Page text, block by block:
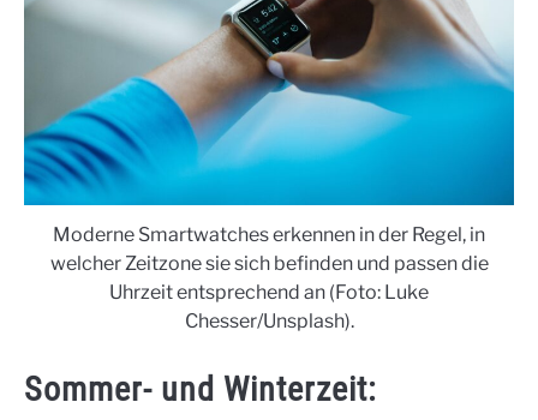
Moderne Smartwatches erkennen in der Regel, in
welcher Zeitzone sie sich befinden und passen die
Uhrzeit entsprechend an (Foto: Luke
Chesser/Unsplash).
Sommer- und Winterzeit: